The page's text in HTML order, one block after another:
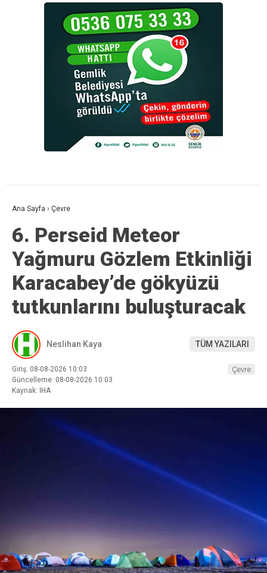
Ana Sayfa › Çevre
6. Perseid Meteor
Yağmuru Gözlem Etkinliği
Karacabey’de gökyüzü
tutkunlarını buluşturacak
Neslihan Kaya TÜM YAZILARI
Giriş: 08-08-2026 10:03
Güncelleme: 08-08-2026 10:03
Kaynak: İHA
Çevre